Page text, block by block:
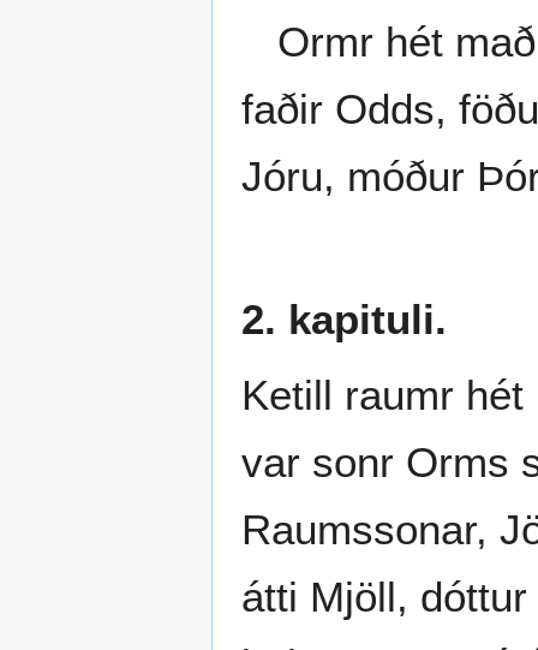
Ormr hét
faðir Odds,
Jóru, móður
2. kapituli.
Ketill raumr
var sonr Orms
Raumssonar,
átti Mjöll,